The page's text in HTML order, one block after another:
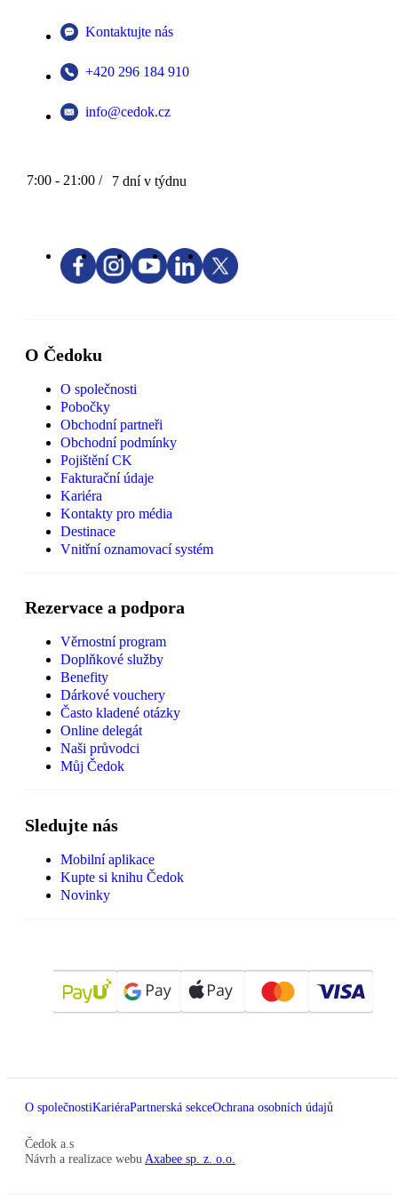
Kontaktujte nás
+420 296 184 910
info@cedok.cz
7:00 - 21:00 / 7 dní v týdnu
O Čedoku
O společnosti
Pobočky
Obchodní partneři
Obchodní podmínky
Pojištění CK
Fakturační údaje
Kariéra
Kontakty pro média
Destinace
Vnitřní oznamovací systém
Rezervace a podpora
Věrnostní program
Doplňkové služby
Benefity
Dárkové vouchery
Často kladené otázky
Online delegát
Naši průvodci
Můj Čedok
Sledujte nás
Mobilní aplikace
Kupte si knihu Čedok
Novinky
O společnostiKariéraPartnerská sekceOchrana osobních údajů
Čedok a.s
Návrh a realizace webu Axabee sp. z. o.o.